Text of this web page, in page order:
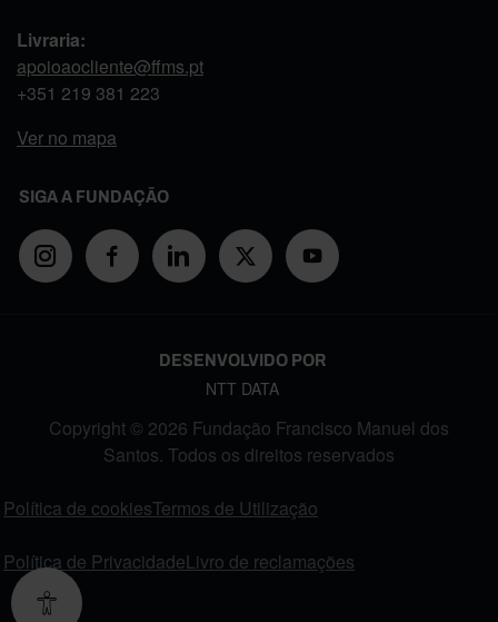
Livraria:
apoioaocliente@ffms.pt
+351 219 381 223
Ver no mapa
SIGA A FUNDAÇÃO
DESENVOLVIDO POR
NTT DATA
Copyright © 2026 Fundação Francisco Manuel dos
Santos. Todos os direitos reservados
Política de cookiesTermos de Utilização
Política de PrivacidadeLivro de reclamações